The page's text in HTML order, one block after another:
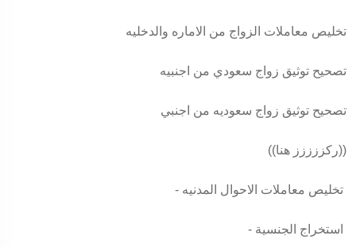
تخليص معاملات الزواج من الاماره والدخليه
تصحيح توثيق زواج سعودي من اجنبيه
تصحيح توثيق زواج سعوديه من اجنبي
((ركززززز هنا))